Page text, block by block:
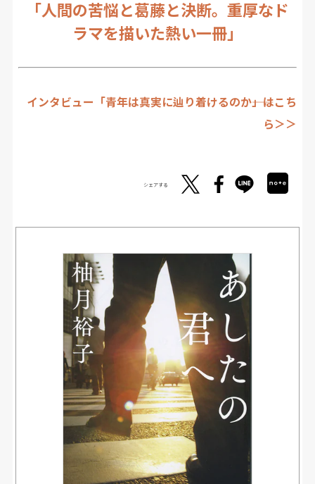
「人間の苦悩と葛藤と決断。重厚なド
ラマを描いた熱い一冊」
インタビュー「青年は真実に辿り着けるのか――」はこち
ら＞＞
シェアする